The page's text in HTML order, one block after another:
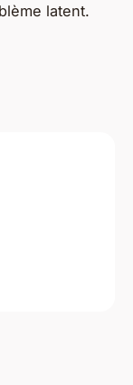
latent.